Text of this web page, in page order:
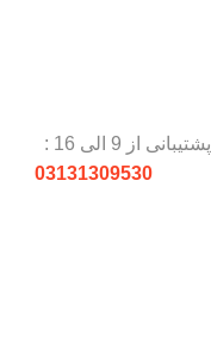
پشتیبانی از 9 الی 16 :
03131309530